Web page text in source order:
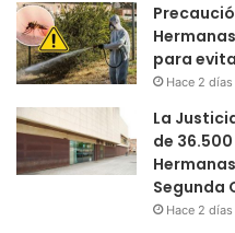
para
Hace 2 días
La
de
Segunda
Hace 2 días